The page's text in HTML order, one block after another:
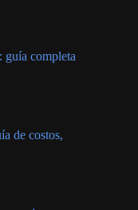
guía completa
de costos,